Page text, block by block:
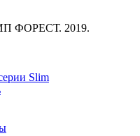
ФОРЕСТ. 2019.
Slim